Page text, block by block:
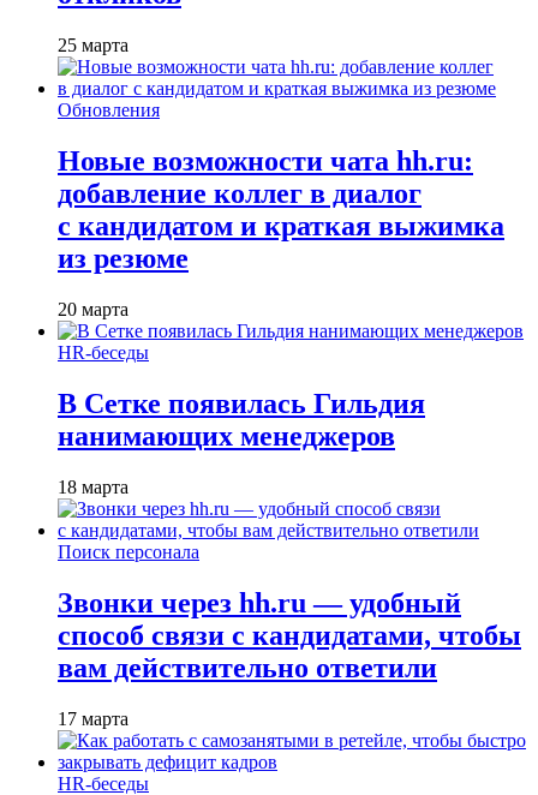
25 марта
Обновления
Новые возможности чата hh.ru:
добавление коллег в диалог
с кандидатом и краткая выжимка
из резюме
20 марта
HR-беседы
В Сетке появилась Гильдия
нанимающих менеджеров
18 марта
Поиск персонала
Звонки через hh.ru — удобный
способ связи с кандидатами, чтобы
вам действительно ответили
17 марта
HR-беседы